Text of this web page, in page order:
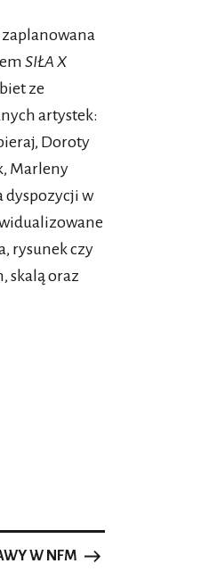
SIŁA X
ze
artystek:
Doroty
Marleny
dyspozycji w
rysunek czy
skalą oraz
W NFM